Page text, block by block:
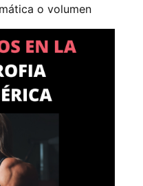
o volumen